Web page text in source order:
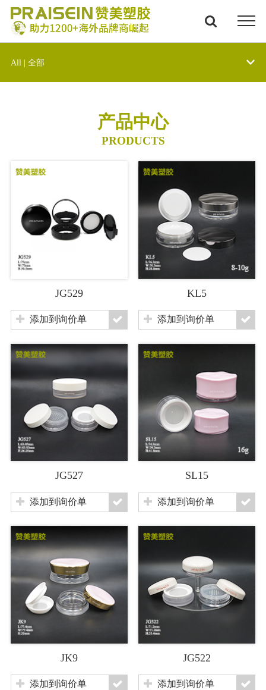
All | 全部
产品中心
PRODUCTS
JG529
添加到询价单
KL5
添加到询价单
JG527
添加到询价单
SL15
添加到询价单
JK9
添加到询价单
JG522
添加到询价单